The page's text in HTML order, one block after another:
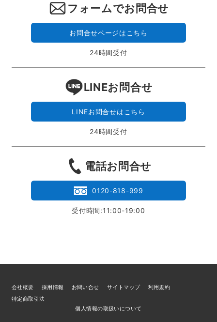
フォームでお問合せ
お問合せページはこちら
24時間受付
LINEお問合せ
LINEお問合せはこちら
24時間受付
電話お問合せ
0120-818-999
受付時間:11:00-19:00
会社概要 採用情報 お問い合せ サイトマップ
利用規約
特定商取引法
個人情報の取扱いについて